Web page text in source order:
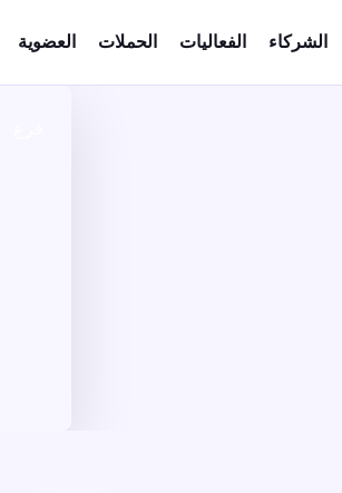
الشركاء الفعاليات الحملات العضوية